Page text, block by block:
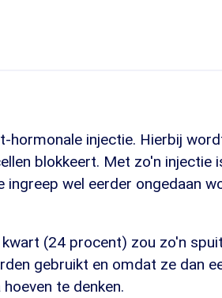
hormonale injectie. Hierbij
blokkeert. Met zo'n injectie
wel eerder ongedaan
(24 procent) zou zo'n spuit
gebruikt en omdat ze dan
te denken.